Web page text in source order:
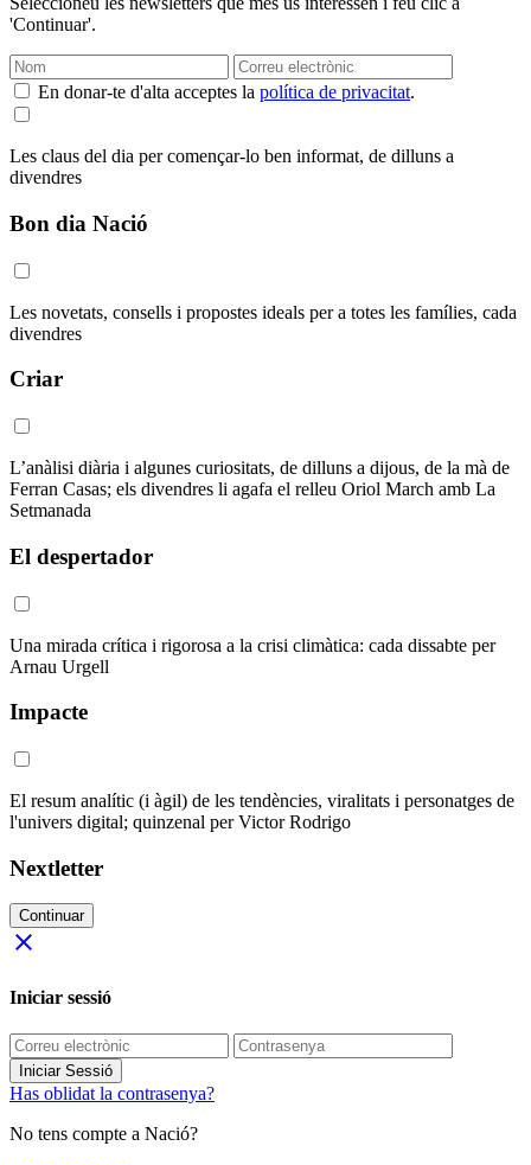
'Continuar'.
En donar-te d'alta acceptes la política de privacitat.
Les claus del dia per començar-lo ben informat, de dilluns a
divendres
Bon dia Nació
Les novetats, consells i propostes ideals per a totes les famílies, cada
divendres
Criar
L’anàlisi diària i algunes curiositats, de dilluns a dijous, de la mà de
Ferran Casas; els divendres li agafa el relleu Oriol March amb La
Setmanada
El despertador
Una mirada crítica i rigorosa a la crisi climàtica: cada dissabte per
Arnau Urgell
Impacte
El resum analític (i àgil) de les tendències, viralitats i personatges de
l'univers digital; quinzenal per Victor Rodrigo
Nextletter
Continuar
close
Iniciar sessió
Iniciar Sessió
Has oblidat la contrasenya?
No tens compte a Nació?